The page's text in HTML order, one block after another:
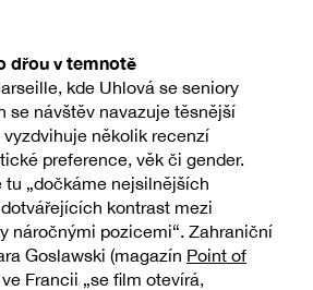
dřou v temnotě
kde Uhlová se seniory
se návštěv navazuje těsnější
několik recenzí
preference, věk či gender.
tu „dočkáme nejsilnějších
kontrast mezi
náročnými pozicemi“. Zahraniční
Goslawski (magazín Point of
Francii „se film otevírá,